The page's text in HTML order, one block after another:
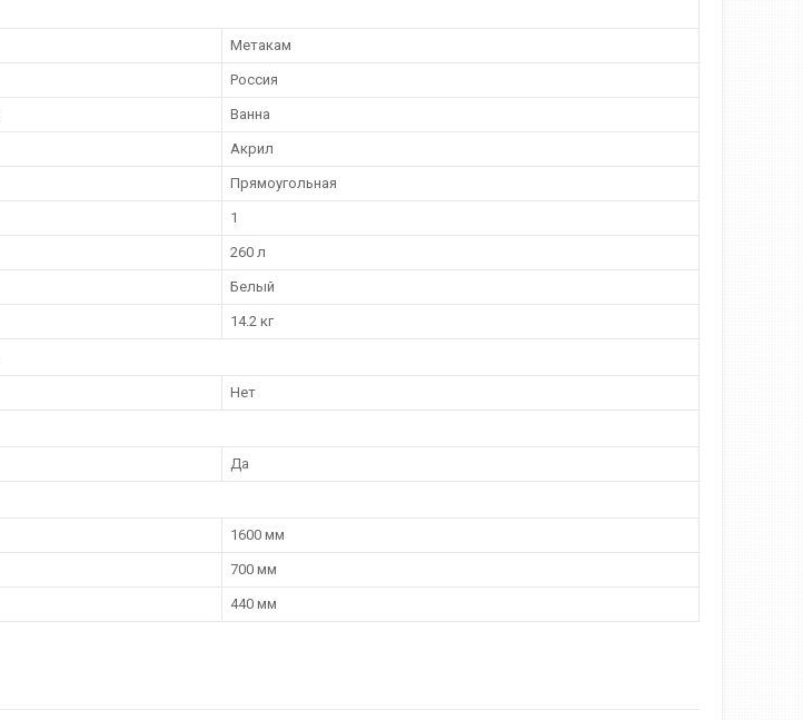
Метакам
Россия
Ванна
Акрил
Прямоугольная
1
260 л
Белый
14.2 кг
Нет
Да
1600 мм
700 мм
440 мм